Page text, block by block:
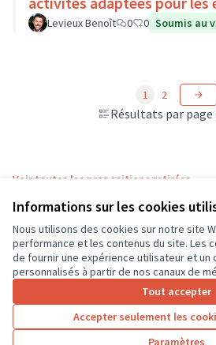
Informations sur les cookies
Nous utilisons des cookies sur notre site
performance et les contenus du site. Les
de fournir une expérience utilisateur et un
personnalisés à partir de nos canaux de
Tout accepter
Accepter seulement les
Paramètres
situation de handicap
Levieux Benoît 0 0 Soumis au
Résultats par page
1 2
Voir toutes les propositions retirées
Conditions d'utilisation
Paramètres des cookies
CD37 sur X
(Lien externe)
CD37 sur Facebook
CD37 sur Instagram
CD37 sur YouTube
(Lien externe)